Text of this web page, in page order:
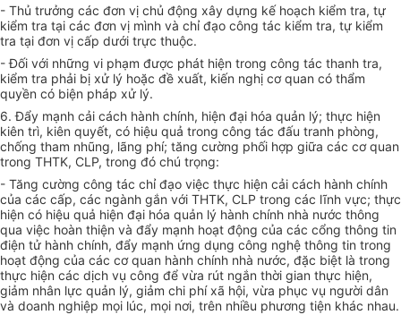
- Thủ trưởng các đơn vị chủ động xây dựng kế hoạch kiểm tra, tự
kiểm tra tại các đơn vị mình và chỉ đạo công tác kiểm tra, tự kiểm
tra tại đơn vị cấp dưới trực thuộc.
- Đối với những vi phạm được phát hiện trong công tác thanh tra,
kiểm tra phải bị xử lý hoặc đề xuất, kiến nghị cơ quan có thẩm
quyền có biện pháp xử lý.
6. Đẩy mạnh cải cách hành chính, hiện đại hóa quản lý; thực hiện
kiên trì, kiên quyết, có hiệu quả trong công tác đấu tranh phòng,
chống tham nhũng, lãng phí; tăng cường phối hợp giữa các cơ quan
trong THTK, CLP, trong đó chú trọng:
- Tăng cường công tác chỉ đạo việc thực hiện cải cách hành chính
của các cấp, các ngành gắn với THTK, CLP trong các lĩnh vực; thực
hiện có hiệu quả hiện đại hóa quản lý hành chính nhà nước thông
qua việc hoàn thiện và đẩy mạnh hoạt động của các cổng thông tin
điện tử hành chính, đẩy mạnh ứng dụng công nghệ thông tin trong
hoạt động của các cơ quan hành chính nhà nước, đặc biệt là trong
thực hiện các dịch vụ công để vừa rút ngắn thời gian thực hiện,
giảm nhân lực quản lý, giảm chi phí xã hội, vừa phục vụ người dân
và doanh nghiệp mọi lúc, mọi nơi, trên nhiều phương tiện khác nhau.